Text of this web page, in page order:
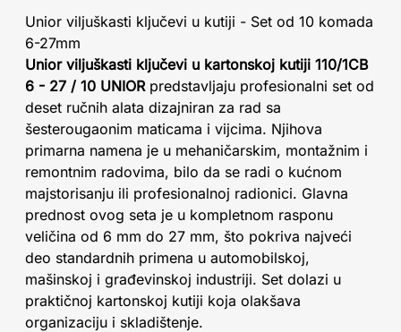
Unior viljuškasti ključevi u kutiji - Set od 10 komada
6-27mm
Unior viljuškasti ključevi u kartonskoj kutiji 110/1CB
6 - 27 / 10 UNIORpredstavljaju profesionalni set od
deset ručnih alata dizajniran za rad sa
šesterougaonim maticama i vijcima. Njihova
primarna namena je u mehaničarskim, montažnim i
remontnim radovima, bilo da se radi o kućnom
majstorisanju ili profesionalnoj radionici. Glavna
prednost ovog seta je u kompletnom rasponu
veličina od 6 mm do 27 mm, što pokriva najveći
deo standardnih primena u automobilskoj,
mašinskoj i građevinskoj industriji. Set dolazi u
praktičnoj kartonskoj kutiji koja olakšava
organizaciju i skladištenje.